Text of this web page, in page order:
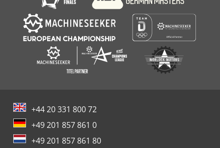
+44 20 331 800 72
+49 201 857 861 0
+49 201 857 861 80